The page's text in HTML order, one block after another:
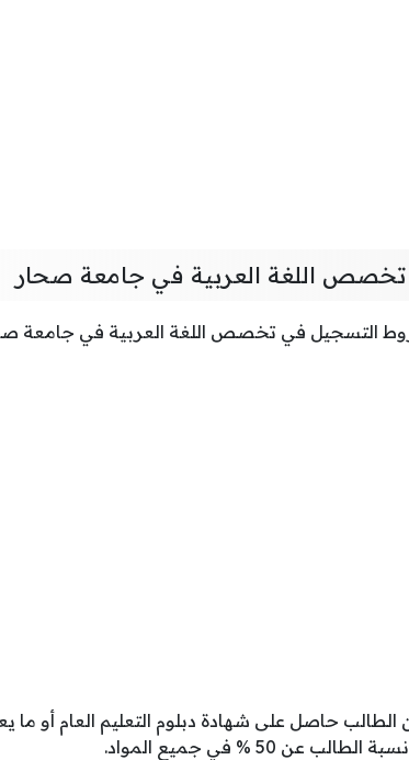
اللغة العربية في جامعة صحار
التسجيل في تخصص اللغة العربية في جامعة صحار
الطالب حاصل على شهادة دبلوم التعليم العام أو ما
عن 50 % في جميع المواد.